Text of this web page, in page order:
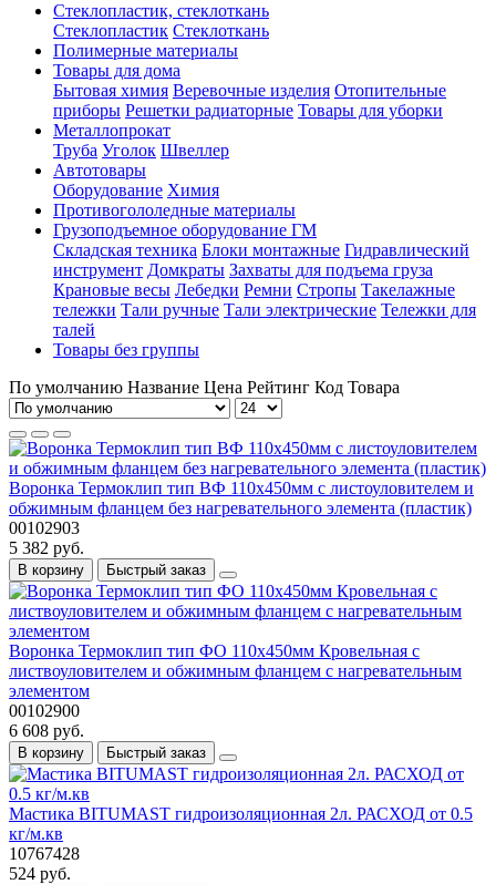
Стеклопластик, стеклоткань
Стеклопластик Стеклоткань
Полимерные материалы
Товары для дома
Бытовая химия Веревочные изделия Отопительные
приборы Решетки радиаторные Товары для уборки
Металлопрокат
Труба Уголок Швеллер
Автотовары
Оборудование Химия
Противогололедные материалы
Грузоподъемное оборудование ГМ
Складская техника Блоки монтажные Гидравлический
инструмент Домкраты Захваты для подъема груза
Крановые весы Лебедки Ремни Стропы Такелажные
тележки Тали ручные Тали электрические Тележки для
талей
Товары без группы
По умолчанию Название Цена Рейтинг Код Товара
Воронка Термоклип тип ВФ 110х450мм с листоуловителем и
обжимным фланцем без нагревательного элемента (пластик)
00102903
5 382 руб.
В корзину Быстрый заказ
Воронка Термоклип тип ФО 110х450мм Кровельная c
листвоуловителем и обжимным фланцем с нагревательным
элементом
00102900
6 608 руб.
В корзину Быстрый заказ
Мастика BITUMAST гидроизоляционная 2л. РАСХОД от 0.5
кг/м.кв
10767428
524 руб.